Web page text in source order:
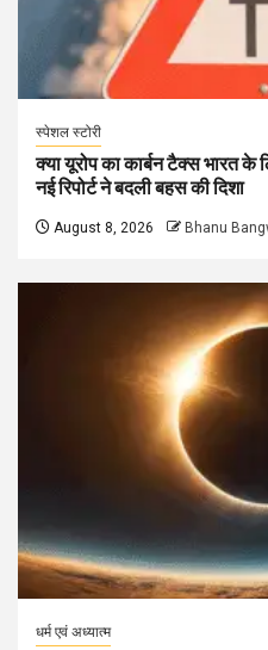
स्पेशल स्टोरी
क्या यूरोप का कार्बन टैक्स भारत
नई रिपोर्ट ने बदली बहस की दिशा
August 8, 2026 Bhanu
धर्म एवं अध्यात्म